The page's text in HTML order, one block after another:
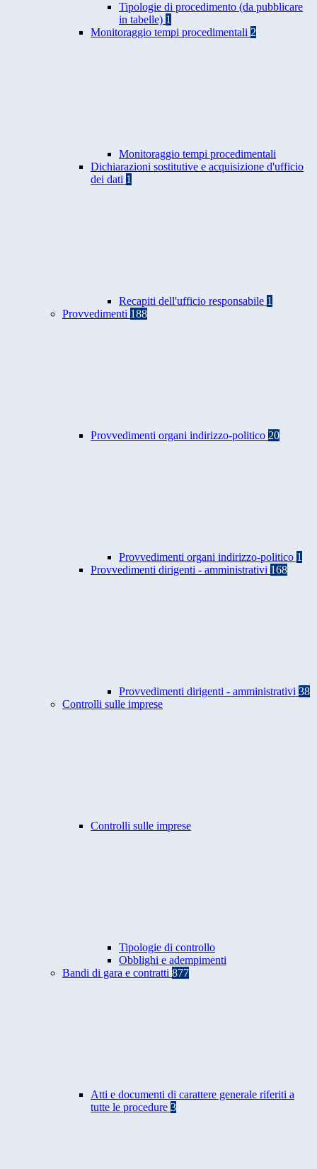
Tipologie di procedimento (da pubblicare
in tabelle) 1
Monitoraggio tempi procedimentali 2
Monitoraggio tempi procedimentali
Dichiarazioni sostitutive e acquisizione d'ufficio
dei dati 1
Recapiti dell'ufficio responsabile 1
Provvedimenti 188
Provvedimenti organi indirizzo-politico 20
Provvedimenti organi indirizzo-politico 1
Provvedimenti dirigenti - amministrativi 168
Provvedimenti dirigenti - amministrativi 38
Controlli sulle imprese
Controlli sulle imprese
Tipologie di controllo
Obblighi e adempimenti
Bandi di gara e contratti 877
Atti e documenti di carattere generale riferiti a
tutte le procedure 3